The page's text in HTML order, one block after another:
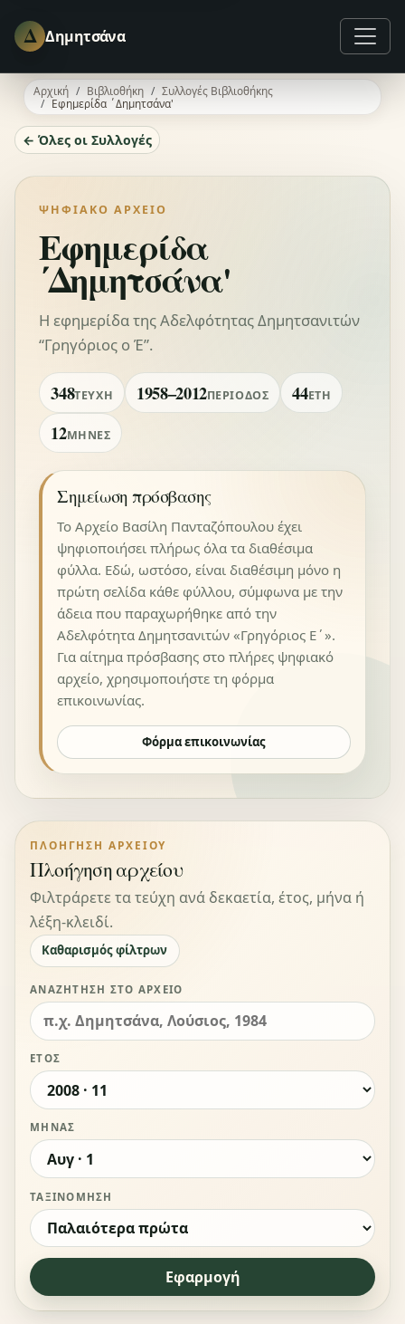
Δ Δημητσάνα
Αρχική Βιβλιοθήκη
Συλλογές Βιβλιοθήκης
Εφημερίδα ΄Δημητσάνα'
← Όλες οι Συλλογές
ΨΗΦΙΑΚΌ ΑΡΧΕΊΟ
Εφημερίδα
΄Δημητσάνα'
Η εφημερίδα της Αδελφότητας Δημητσανιτών
“Γρηγόριος ο Έ”.
348ΤΕΎΧΗ 1958–2012ΠΕΡΊΟΔΟΣ 44ΈΤΗ
12ΜΉΝΕΣ
Σημείωση πρόσβασης
Το Αρχείο Βασίλη Πανταζόπουλου έχει
ψηφιοποιήσει πλήρως όλα τα διαθέσιμα
φύλλα. Εδώ, ωστόσο, είναι διαθέσιμη μόνο η
πρώτη σελίδα κάθε φύλλου, σύμφωνα με την
άδεια που παραχωρήθηκε από την
Αδελφότητα Δημητσανιτών «Γρηγόριος Ε΄».
Για αίτημα πρόσβασης στο πλήρες ψηφιακό
αρχείο, χρησιμοποιήστε τη φόρμα
επικοινωνίας.
Φόρμα επικοινωνίας
ΠΛΟΉΓΗΣΗ ΑΡΧΕΊΟΥ
Πλοήγηση αρχείου
Φιλτράρετε τα τεύχη ανά δεκαετία, έτος, μήνα ή
λέξη-κλειδί.
Καθαρισμός φίλτρων
ΑΝΑΖΉΤΗΣΗ ΣΤΟ ΑΡΧΕΊΟ
ΈΤΟΣ
ΜΉΝΑΣ
ΤΑΞΙΝΌΜΗΣΗ
Εφαρμογή